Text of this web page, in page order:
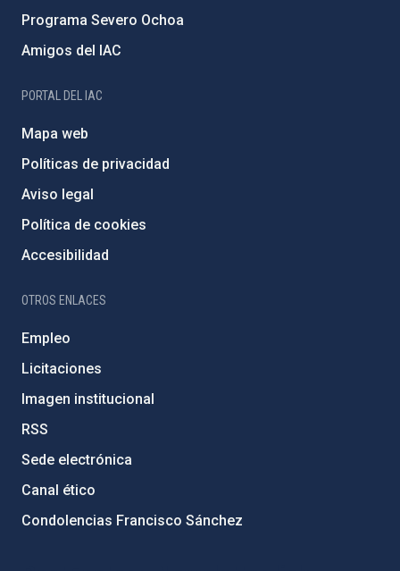
Programa Severo Ochoa
Amigos del IAC
PORTAL DEL IAC
Mapa web
Políticas de privacidad
Aviso legal
Política de cookies
Accesibilidad
OTROS ENLACES
Empleo
Licitaciones
Imagen institucional
RSS
Sede electrónica
Canal ético
Condolencias Francisco Sánchez